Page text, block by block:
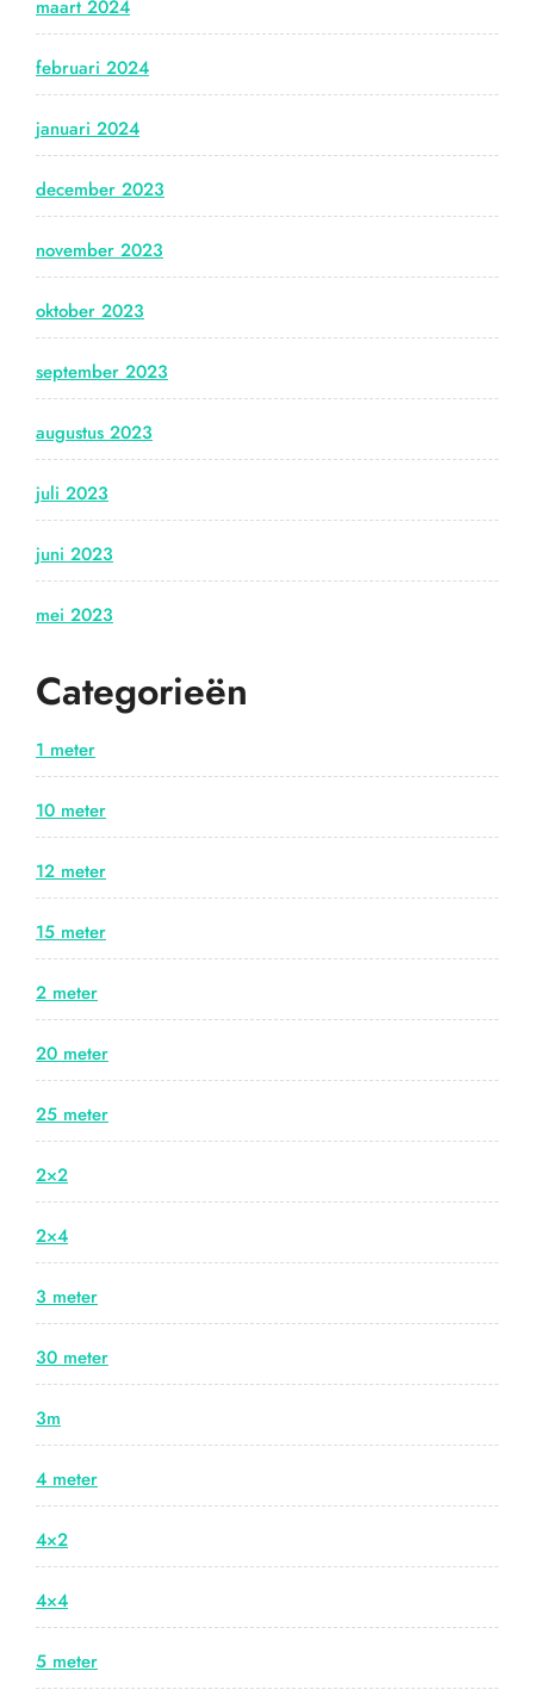
maart 2024
februari 2024
januari 2024
december 2023
november 2023
oktober 2023
september 2023
augustus 2023
juli 2023
juni 2023
mei 2023
Categorieën
1 meter
10 meter
12 meter
15 meter
2 meter
20 meter
25 meter
2×2
2×4
3 meter
30 meter
3m
4 meter
4×2
4×4
5 meter